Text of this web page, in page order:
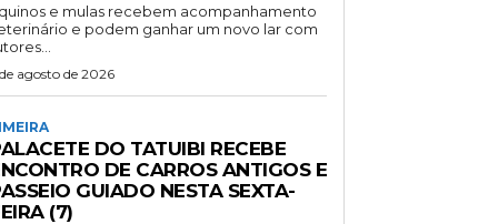
e mulas recebem acompanhamento
e podem ganhar um novo lar com
agosto de 2026
DO TATUIBI RECEBE
DE CARROS ANTIGOS E
GUIADO NESTA SEXTA-
(7)